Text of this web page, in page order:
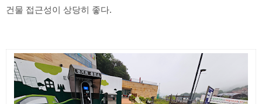
건물 접근성이 상당히 좋다.